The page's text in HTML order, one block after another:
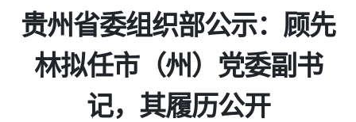
贵州省委组织部公示：顾先
林拟任市（州）党委副书
记，其履历公开